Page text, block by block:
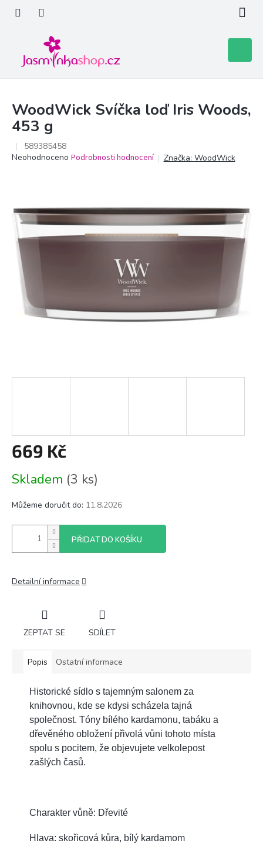
obsah
košík
WoodWick Svíčka loď Iris Woods,
453 g
589385458
Průměrné
z
hvězdiček.
Neohodnoceno Podrobnosti hodnocení Značka: WoodWick
669 Kč
cena:
Skladem (3 ks)
Můžeme doručit do: 11.8.2026
PŘIDAT DO KOŠÍKU
Detailní informace
ZEPTAT SE SDÍLET
Popis Ostatní informace
Historické sídlo s tajemným salonem za
knihovnou, kde se kdysi scházela tajná
společnost. Tóny bílého kardamonu, tabáku a
dřevěného obložení přivolá vůni tohoto místa
spolu s pocitem, že objevujete velkolepost
zašlých časů.
Charakter vůně: Dřevité
Hlava: skořicová kůra, bílý kardamom